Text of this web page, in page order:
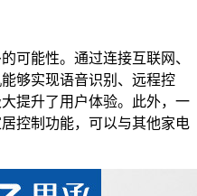
可能性。通过连接互联网、
够实现语音识别、远程控
提升了用户体验。此外，一
控制功能，可以与其他家电